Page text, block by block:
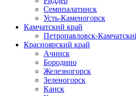
Семипалатинск
Усть-Каменогорск
Камчатский край
Петропавловск-
Красноярский край
Ачинск
Бородино
Железногорск
Зеленогорск
Канск